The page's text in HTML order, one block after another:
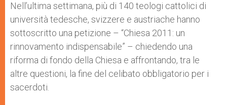
Nell’ultima settimana, più di 140 teologi cattolici di
università tedesche, svizzere e austriache hanno
sottoscritto una petizione – “Chiesa 2011: un
rinnovamento indispensabile” – chiedendo una
riforma di fondo della Chiesa e affrontando, tra le
altre questioni, la fine del celibato obbligatorio per i
sacerdoti.